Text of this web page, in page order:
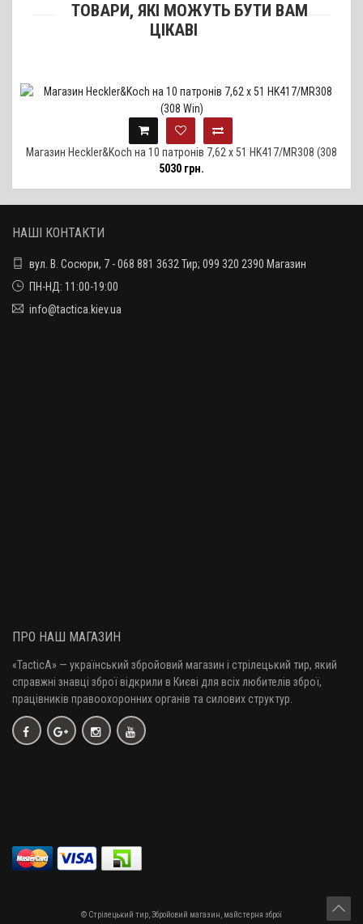
ТОВАРИ, ЯКІ МОЖУТЬ БУТИ ВАМ
ЦІКАВІ
Магазин Heckler&Koch на 10 патронів 7,62 x 51 HK417/MR308 (308
Win)
5030 грн.
НАШІ КОНТАКТИ
вул. В. Сосюри, 7 - 068 881 3632 Тир; 099 320 2390 Магазин
ПН-НД: 11:00-19:00
info@tactica.kiev.ua
ПРО НАШ МАГАЗИН
«TacticA» — український збройовий магазин і стрілецький тир, який
справжні знавці зброї відкрили в Києві для всіх любителів зброї,
працівників правоохоронних органів та силових структур.
© Стрілецький тир, Збройовий магазин, майстерня зброї